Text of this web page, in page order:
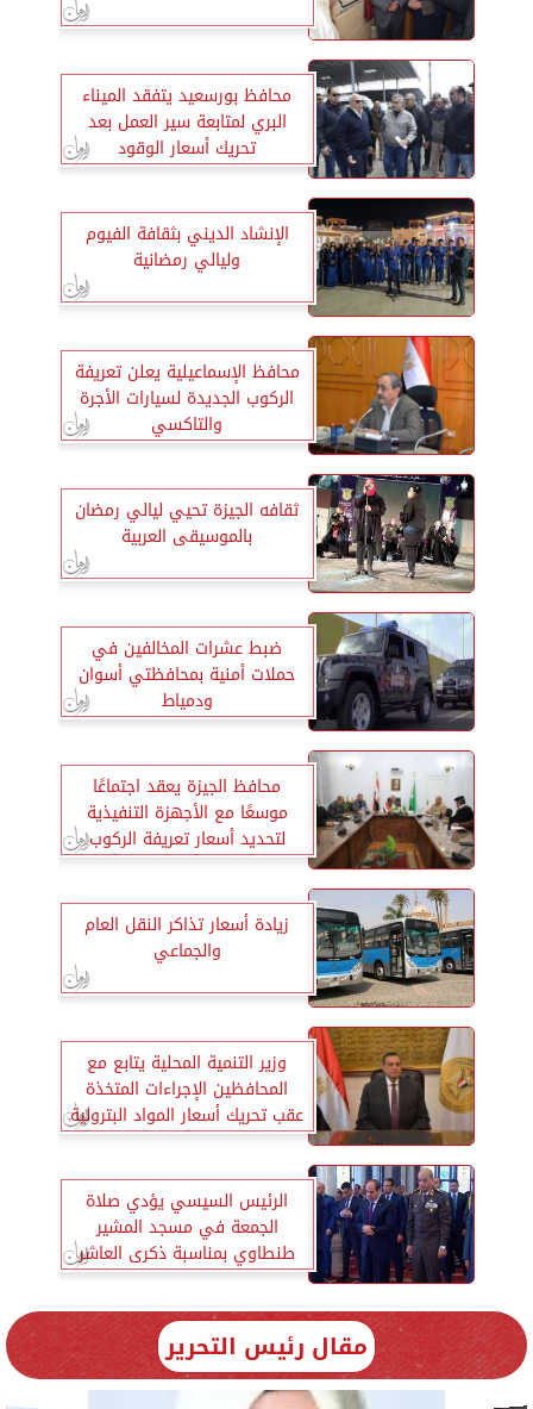
محافظ بورسعيد يتفقد الميناء
البري لمتابعة سير العمل بعد
تحريك أسعار الوقود
الإنشاد الديني بثقافة الفيوم
وليالي رمضانية
محافظ الإسماعيلية يعلن تعريفة
الركوب الجديدة لسيارات الأجرة
والتاكسي
ثقافه الجيزة تحيي ليالي رمضان
بالموسيقى العربية
ضبط عشرات المخالفين في
حملات أمنية بمحافظتي أسوان
ودمياط
محافظ الجيزة يعقد اجتماعًا
موسعًا مع الأجهزة التنفيذية
لتحديد أسعار تعريفة الركوب
الجديدة
زيادة أسعار تذاكر النقل العام
والجماعي
وزير التنمية المحلية يتابع مع
المحافظين الإجراءات المتخذة
عقب تحريك أسعار المواد البترولية
الرئيس السيسي يؤدي صلاة
الجمعة في مسجد المشير
طنطاوي بمناسبة ذكرى العاشر
من رمضان
مقال رئيس التحرير